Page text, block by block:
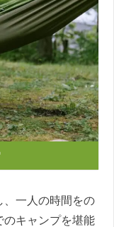
、一人の時間をの
のキャンプを堪能